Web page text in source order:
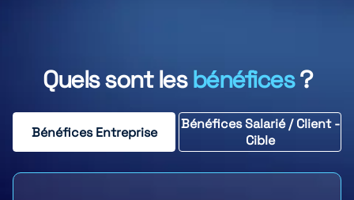
Quels sont lesbénéfices?
Bénéfices Entreprise
Bénéfices Salarié / Client -
Cible